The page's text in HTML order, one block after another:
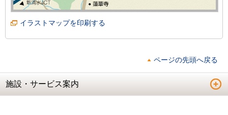
イラストマップを印刷する
ページの先頭へ戻る
施設・サービス案内